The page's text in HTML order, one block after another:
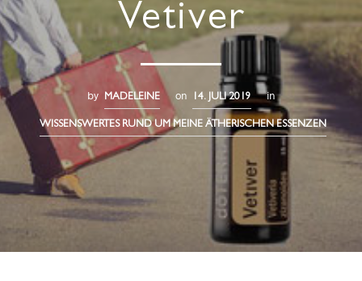
Vetiver
by MADELEINE on 14. JULI 2019 in
WISSENSWERTES RUND UM MEINE ÄTHERISCHEN ESSENZEN